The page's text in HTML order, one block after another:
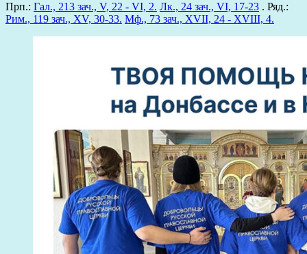
Прп.: Гал., 213 зач., V, 22 - VI, 2. Лк., 24 зач., VI, 17-23 . Ряд.:
Рим., 119 зач., XV, 30-33. Мф., 73 зач., XVII, 24 - XVIII, 4.